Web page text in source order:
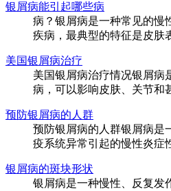
银屑病能引起哪些病
病？银屑病是一种常见的慢
疾病，最典型的特征是皮肤
美国银屑病治疗
美国银屑病治疗情况银屑病
病，可以影响皮肤、关节和
预防银屑病的人群
预防银屑病的人群银屑病是
疫系统异常引起的慢性炎症
银屑病的斑块形状
银屑病是一种慢性、反复发